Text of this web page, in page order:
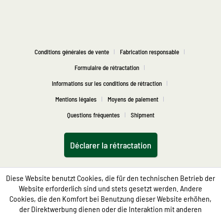
Conditions générales de vente
Fabrication responsable
Formulaire de rétractation
Informations sur les conditions de rétraction
Mentions légales
Moyens de paiement
Questions fréquentes
Shipment
Déclarer la rétractation
Diese Website benutzt Cookies, die für den technischen Betrieb der
Website erforderlich sind und stets gesetzt werden. Andere
Cookies, die den Komfort bei Benutzung dieser Website erhöhen,
der Direktwerbung dienen oder die Interaktion mit anderen